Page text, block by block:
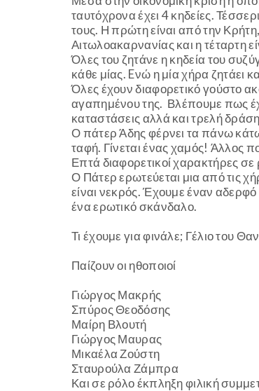
ταυτόχρονα έχει 4 κηδείες.
τους. Η πρώτη είναι από την
Αιτωλοακαρνανίας και η τέταρτη
Όλες του ζητάνε η κηδεία του
κάθε μίας. Eνώ η μία χήρα ζητάει
Όλες έχουν διαφορετικό γούστο
αγαπημένου της. Βλέπουμε πως
καταστάσεις αλλά και τρελή
Ο πάτερ Άδης φέρνει τα πάνω
ταφή. Γίνεται ένας χαμός! Άλλος
Επτά διαφορετικοί χαρακτήρες
Ο Πάτερ ερωτεύεται μια από τις
είναι νεκρός. Έχουμε έναν
ένα ερωτικό σκάνδαλο.
Τι έχουμε για φινάλε; Γέλιο του
Παίζουν οι ηθοποιοί
Γιώργος Μακρής
Σπύρος Θεοδόσης
Μαίρη Βλουτή
Γιώργος Μαυρας
Μικαέλα Ζούστη
Σταυρούλα Ζάμπρα
Και σε ρόλο έκπληξη φιλική